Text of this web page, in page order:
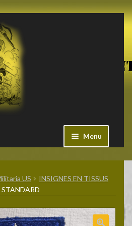
Menu
menu
le
menu
US
INSIGNES EN TISSUS